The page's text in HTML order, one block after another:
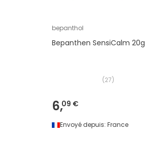
bepanthol
Bepanthen SensiCalm 20g
(27)
6,09 €
Envoyé depuis: France